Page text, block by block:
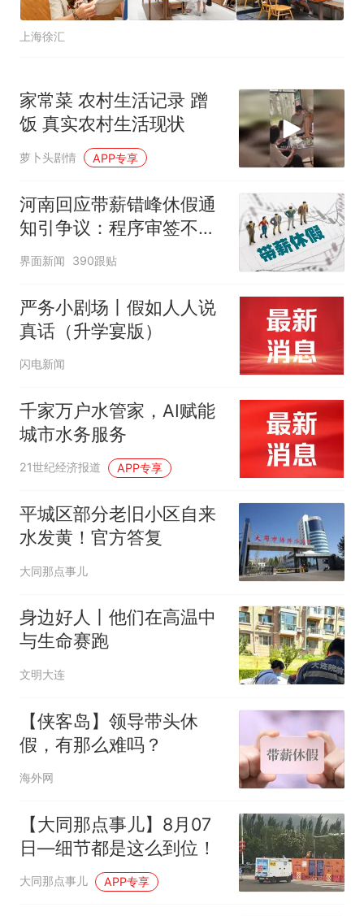
上海徐汇
家常菜 农村生活记录 蹭
饭 真实农村生活现状
萝卜头剧情 APP专享
河南回应带薪错峰休假通
知引争议：程序审签不规
范，待修改后予以印发
界面新闻 390跟贴
严务小剧场丨假如人人说
真话（升学宴版）
闪电新闻
千家万户水管家，AI赋能
城市水务服务
21世纪经济报道 APP专享
平城区部分老旧小区自来
水发黄！官方答复
大同那点事儿
身边好人丨他们在高温中
与生命赛跑
文明大连
【侠客岛】领导带头休
假，有那么难吗？
海外网
【大同那点事儿】8月07
日—细节都是这么到位！
大同那点事儿 APP专享